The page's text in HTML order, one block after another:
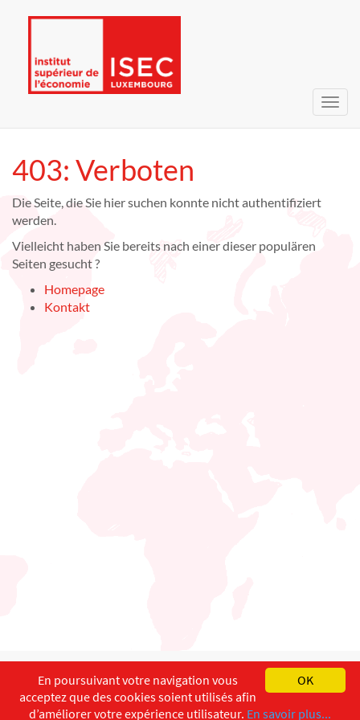
403: Verboten
Die Seite, die Sie hier suchen konnte nicht authentifiziert
werden.
Vielleicht haben Sie bereits nach einer dieser populären
Seiten gesucht ?
Homepage
Kontakt
English Français
Copyright ©ISEC-AdW Impressum
OK
En poursuivant votre navigation vous
acceptez que des cookies soient utilisés afin
d’améliorer votre expérience utilisateur. En savoir plus...